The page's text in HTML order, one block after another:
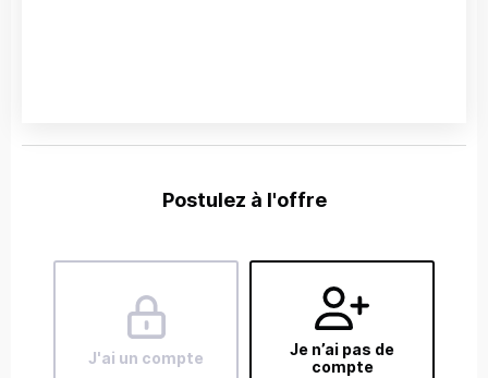
Postulez à l'offre
J'ai un compte
Je n’ai pas de
compte